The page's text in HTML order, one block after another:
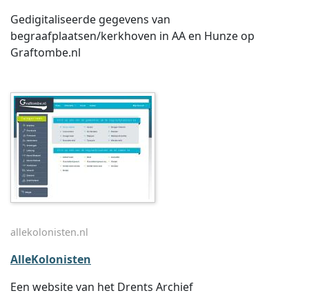
Gedigitaliseerde gegevens van
begraafplaatsen/kerkhoven in AA en Hunze op
Graftombe.nl
allekolonisten.nl
AlleKolonisten
Een website van het Drents Archief